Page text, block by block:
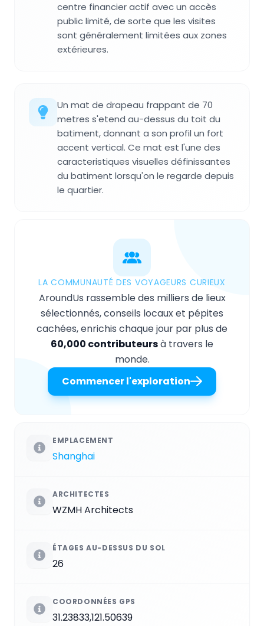
centre financier actif avec un accès
public limité, de sorte que les visites
sont généralement limitées aux zones
extérieures.
Un mat de drapeau frappant de 70
metres s'etend au-dessus du toit du
batiment, donnant a son profil un fort
accent vertical. Ce mat est l'une des
caracteristiques visuelles définissantes
du batiment lorsqu'on le regarde depuis
le quartier.
LA COMMUNAUTÉ DES VOYAGEURS CURIEUX
AroundUs rassemble des milliers de lieux
sélectionnés, conseils locaux et pépites
cachées, enrichis chaque jour par plus de
60,000 contributeursà travers le
monde.
Commencer l'exploration
EMPLACEMENT
Shanghai
ARCHITECTES
WZMH Architects
ÉTAGES AU-DESSUS DU SOL
26
COORDONNÉES GPS
31.23833,121.50639